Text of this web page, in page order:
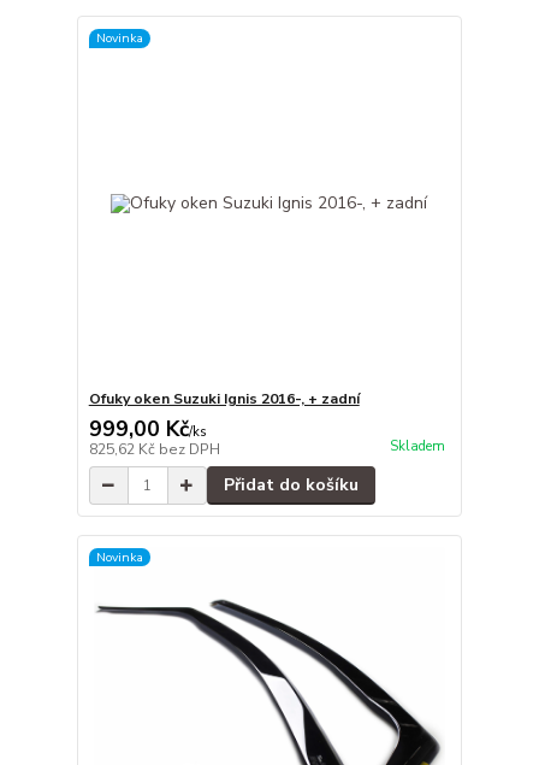
Novinka
Ofuky oken Suzuki Ignis 2016-, + zadní
999,00 Kč/ks
825,62 Kč bez DPH Skladem
Přidat do košíku
Novinka